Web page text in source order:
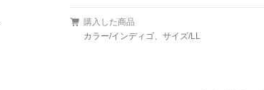
購入した商品
カラー/インディゴ、サイズ/LL